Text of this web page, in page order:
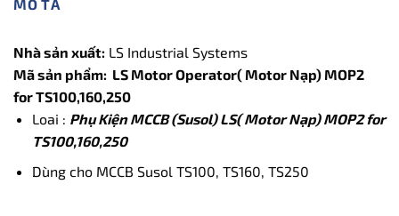
MÔ TẢ
Nhà sản xuất: LS Industrial Systems
Mã sản phẩm: LS Motor Operator( Motor Nạp) MOP2
for TS100,160,250
Loai : Phụ Kiện MCCB (Susol) LS( Motor Nạp) MOP2 for
TS100,160,250
Dùng cho MCCB Susol TS100, TS160, TS250